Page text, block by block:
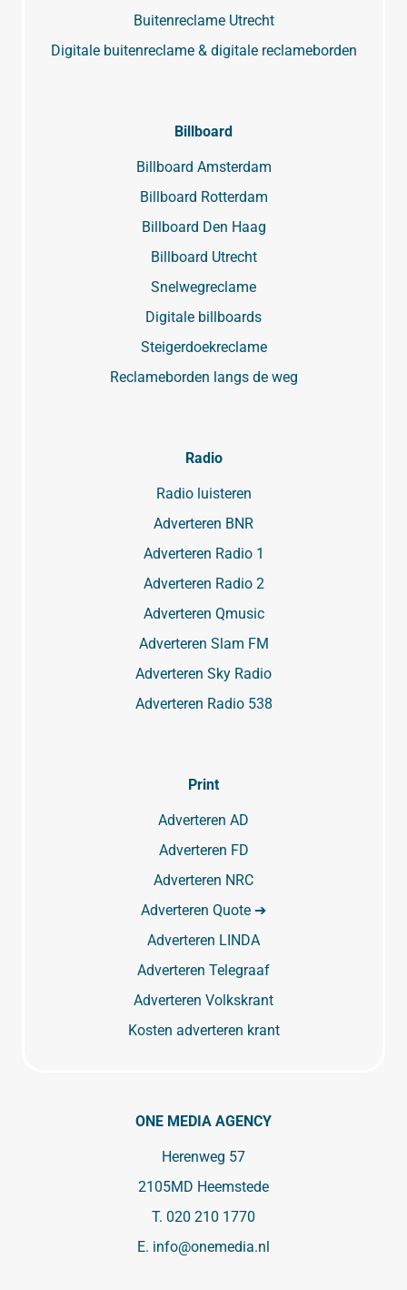
Buitenreclame Utrecht
Digitale buitenreclame & digitale reclameborden
Billboard
Billboard Amsterdam
Billboard Rotterdam
Billboard Den Haag
Billboard Utrecht
Snelwegreclame
Digitale billboards
Steigerdoekreclame
Reclameborden langs de weg
Radio
Radio luisteren
Adverteren BNR
Adverteren Radio 1
Adverteren Radio 2
Adverteren Qmusic
Adverteren Slam FM
Adverteren Sky Radio
Adverteren Radio 538
Print
Adverteren AD
Adverteren FD
Adverteren NRC
Adverteren Quote ➔
Adverteren LINDA
Adverteren Telegraaf
Adverteren Volkskrant
Kosten adverteren krant
ONE MEDIA AGENCY
Herenweg 57
2105MD Heemstede
T. 020 210 1770
E. info@onemedia.nl